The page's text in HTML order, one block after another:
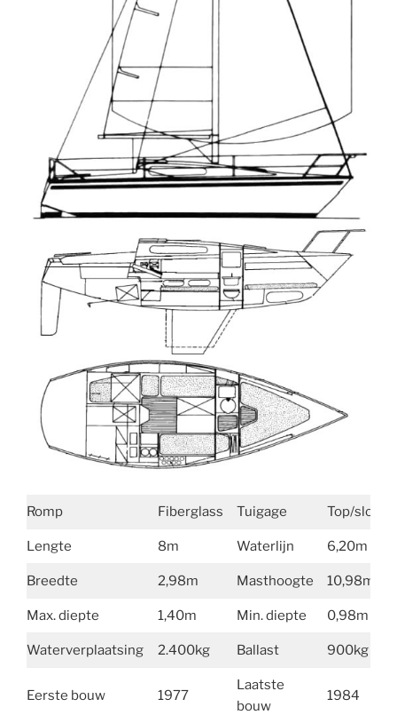
Romp Fiberglass Tuigage Top/sloep
Lengte 8m Waterlijn 6,20m
Breedte 2,98m Masthoogte 10,98m
Max. diepte 1,40m Min. diepte 0,98m
Waterverplaatsing 2.400kg Ballast 900kg
Eerste bouw 1977
Laatste
bouw
1984